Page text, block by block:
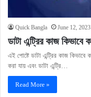
Quick Bangla June 12, 2023
ডাটা এন্ট্রির কাজ
এই পোষ্টে ডাটা এন্ট্রির কাজ
করা যায় এবং ডাটা এন্ট্রি…
Read More »